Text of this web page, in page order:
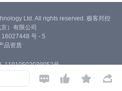
   
Ltd. All rights reserved. 极客邦控
）有限公司
16027448 号 - 5
品资质
11010502039052号